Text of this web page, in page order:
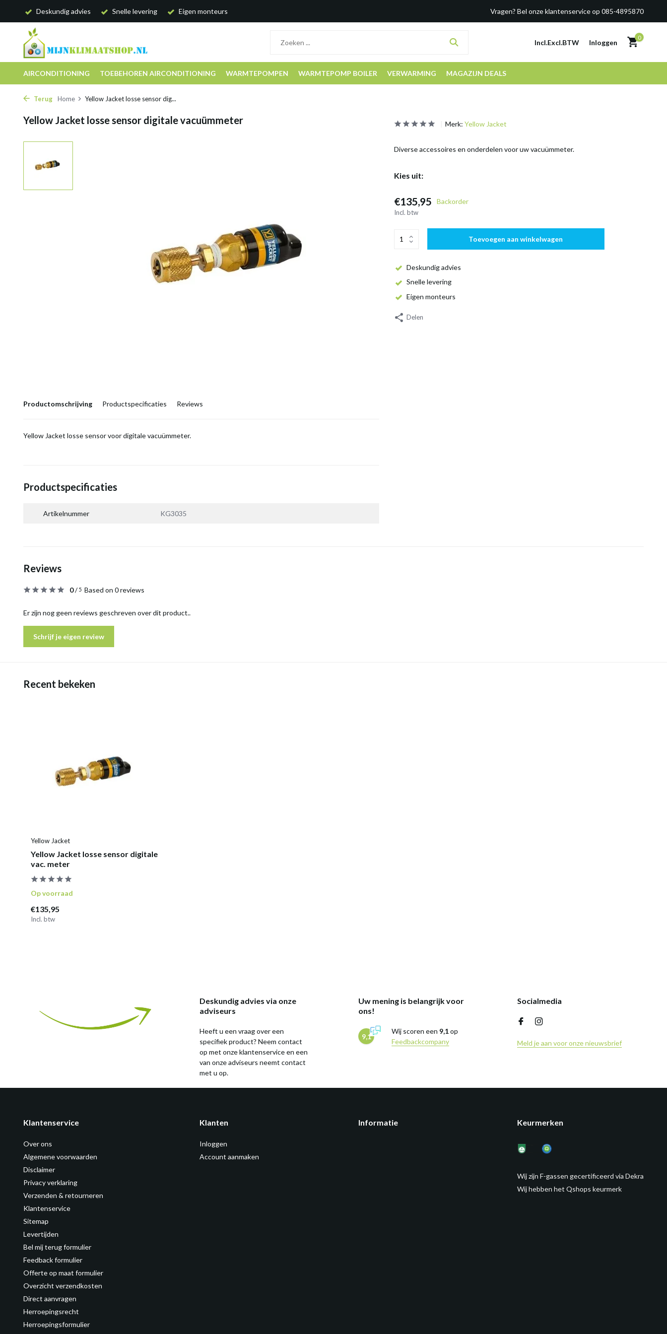
Deskundig advies Snelle levering Eigen monteurs Vragen? Bel onze klantenservice op 085-4895870
Incl.Excl.BTW Inloggen
0
AIRCONDITIONING TOEBEHOREN AIRCONDITIONING WARMTEPOMPEN WARMTEPOMP BOILER VERWARMING MAGAZIJN DEALS
Terug Home Yellow Jacket losse sensor dig...
Yellow Jacket losse sensor digitale vacuümmeter
Productomschrijving Productspecificaties Reviews
Yellow Jacket losse sensor voor digitale vacuümmeter.
Productspecificaties
Artikelnummer KG3035
Merk: Yellow Jacket
Diverse accessoires en onderdelen voor uw vacuümmeter.
Kies uit:
€135,95 Backorder
Incl. btw
Toevoegen aan winkelwagen
Deskundig advies
Snelle levering
Eigen monteurs
Delen
Reviews
0/5 Based on 0 reviews
Er zijn nog geen reviews geschreven over dit product..
Schrijf je eigen review
Recent bekeken
Yellow Jacket
Yellow Jacket losse sensor digitale
vac. meter
Op voorraad
€135,95
Incl. btw
Deskundig advies via onze
adviseurs
Heeft u een vraag over een
specifiek product? Neem contact
op met onze klantenservice en een
van onze adviseurs neemt contact
met u op.
Uw mening is belangrijk voor
ons!
9,1
Wij scoren een 9,1op
Feedbackcompany
Socialmedia
Meld je aan voor onze nieuwsbrief
Klantenservice
Over ons
Algemene voorwaarden
Disclaimer
Privacy verklaring
Verzenden & retourneren
Klantenservice
Sitemap
Levertijden
Bel mij terug formulier
Feedback formulier
Offerte op maat formulier
Overzicht verzendkosten
Direct aanvragen
Herroepingsrecht
Herroepingsformulier
Klanten
Inloggen
Account aanmaken
Informatie Keurmerken
Wij zijn F-gassen gecertificeerd via Dekra
Wij hebben het Qshops keurmerk